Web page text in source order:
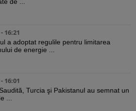
de ...
16:21
a adoptat regulile pentru limitarea
de energie ...
16:01
Turcia şi Pakistanul au semnat un
...